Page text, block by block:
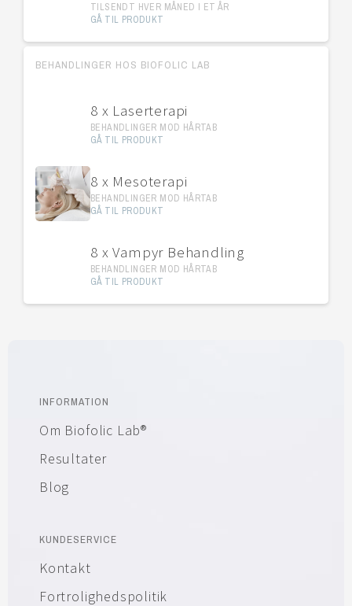
TILSENDT HVER MÅNED I ET ÅR
GÅ TIL PRODUKT
BEHANDLINGER HOS BIOFOLIC LAB
8 x Laserterapi
BEHANDLINGER MOD HÅRTAB
GÅ TIL PRODUKT
8 x Mesoterapi
BEHANDLINGER MOD HÅRTAB
GÅ TIL PRODUKT
8 x Vampyr Behandling
BEHANDLINGER MOD HÅRTAB
GÅ TIL PRODUKT
INFORMATION
Om Biofolic Lab®
Resultater
Blog
KUNDESERVICE
Kontakt
Fortrolighedspolitik